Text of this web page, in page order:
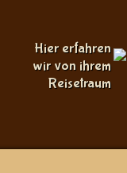
Hier erfahren
wir von ihrem
Reisetraum